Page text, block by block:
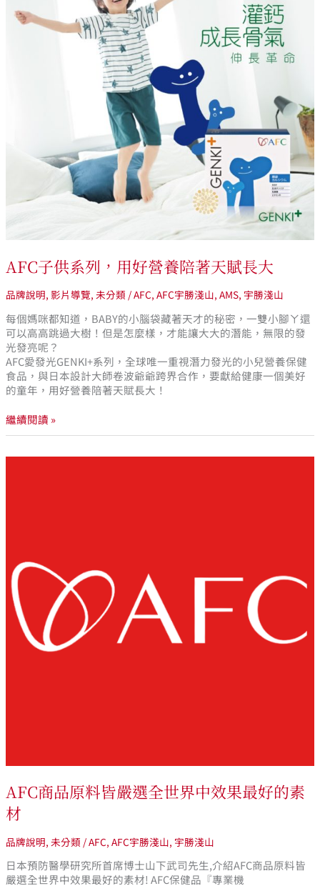
AFC子供系列，用好營養陪著天賦長大
品牌說明, 影片導覽, 未分類 /AFC, AFC宇勝淺山, AMS, 宇勝淺山
每個媽咪都知道，BABY的小腦袋藏著天才的秘密，一雙小腳ㄚ還
可以高高跳過大樹！但是怎麼樣，才能讓大大的潛能，無限的發
光發亮呢？
AFC愛發光GENKI+系列，全球唯一重視潛力發光的小兒營養保健
食品，與日本設計大師卷波爺爺跨界合作，要獻給健康一個美好
的童年，用好營養陪著天賦長大！
用
繼續閱讀 »
AFC商品原料皆嚴選全世界中效果最好的素
材
品牌說明, 未分類 /AFC, AFC宇勝淺山, 宇勝淺山
日本預防醫學研究所首席博士山下武司先生,介紹AFC商品原料皆
嚴選全世界中效果最好的素材! AFC保健品『專業機
全
世
界